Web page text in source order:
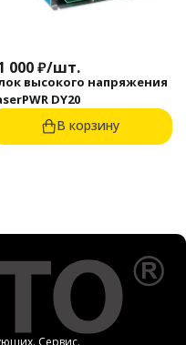
000 ₽/шт.
высокого напряжения
DY20
В корзину
Сервис.